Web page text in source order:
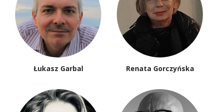
Łukasz Garbal Renata Gorczyńska